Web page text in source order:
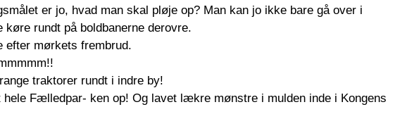
er jo, hvad man skal pløje op? Man kan jo ikke bare gå over i
rundt på boldbanerne derovre.
mørkets frembrud.
traktorer rundt i indre by!
Fælledpar- ken op! Og lavet lækre mønstre i mulden inde i Kongens